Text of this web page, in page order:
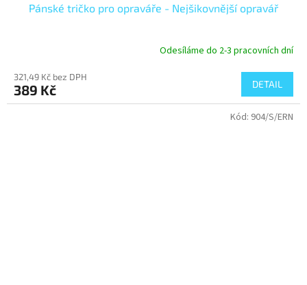
Pánské tričko pro opraváře - Nejšikovnější opravář
Odesíláme do 2-3 pracovních dní
321,49 Kč bez DPH
389 Kč DETAIL
Kód: 904/S/ERN